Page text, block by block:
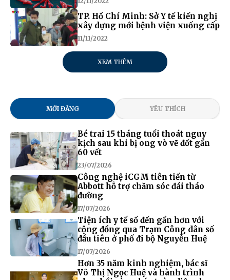
TP. Hồ Chí Minh: Sở Y tế kiến nghị
xây dựng mới bệnh viện xuống cấp
11/11/2022
XEM THÊM
MỚI ĐĂNG YÊU THÍCH
Bé trai 15 tháng tuổi thoát nguy
kịch sau khi bị ong vò vẽ đốt gần
60 vết
23/07/2026
Công nghệ iCGM tiên tiến từ
Abbott hỗ trợ chăm sóc đái tháo
đường
17/07/2026
Tiện ích y tế số đến gần hơn với
cộng đồng qua Trạm Công dân số
đầu tiên ở phố đi bộ Nguyễn Huệ
17/07/2026
Hơn 35 năm kinh nghiệm, bác sĩ
Võ Thị Ngọc Huệ và hành trình